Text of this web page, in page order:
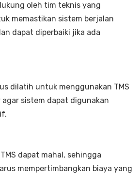
oleh tim teknis yang
memastikan sistem berjalan
dapat diperbaiki jika ada
dilatih untuk menggunakan TMS
agar sistem dapat digunakan
dapat mahal, sehingga
mempertimbangkan biaya yang